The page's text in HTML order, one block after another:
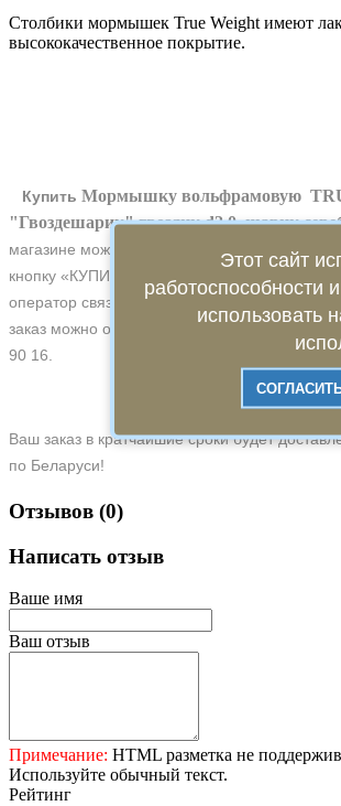
Столбики мормышек True Weight имеют
высококачественное покрытие.
Купить Мормышку вольфрамовую
"Гвоздешарик" гвоздик d2,0 шарик
магазине можно всего в несколько кликов.
кнопку «КУПИТЬ» и оставьте свои
оператор связался с Вами для утверждения
заказ можно оформить, позвонив нам по
90 16.
Ваш заказ в кратчайшие сроки будет
по Беларуси!
Отзывов (0)
Написать отзыв
Ваше имя
Ваш отзыв
Примечание: HTML разметка не
Используйте обычный текст.
Рейтинг
Этот сайт
работоспособности
использовать